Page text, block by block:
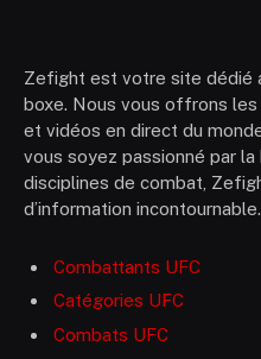
Zefight est votre site dédié
boxe. Nous vous offrons
et vidéos en direct du
vous soyez passionné par la
disciplines de combat,
d’information incontournable.
Combattants UFC
Catégories UFC
Combats UFC